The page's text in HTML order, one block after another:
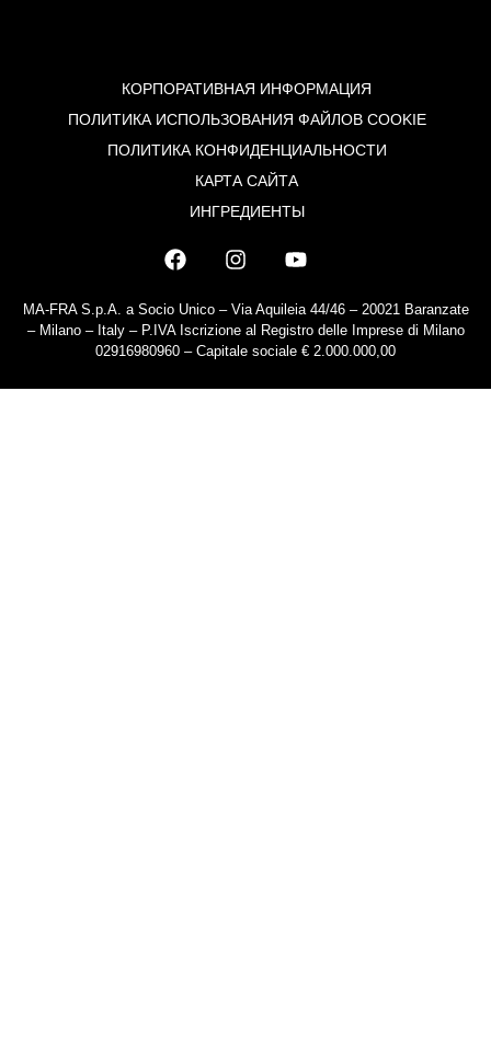
КОРПОРАТИВНАЯ ИНФОРМАЦИЯ
ПОЛИТИКА ИСПОЛЬЗОВАНИЯ ФАЙЛОВ COOKIE
ПОЛИТИКА КОНФИДЕНЦИАЛЬНОСТИ
КАРТА САЙТА
ИНГРЕДИЕНТЫ
MA-FRA S.p.A. a Socio Unico – Via Aquileia 44/46 – 20021 Baranzate
– Milano – Italy – P.IVA Iscrizione al Registro delle Imprese di Milano
02916980960 – Capitale sociale € 2.000.000,00